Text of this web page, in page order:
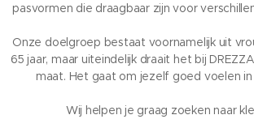
pasvormen die draagbaar zijn voor
Onze doelgroep bestaat voornamelijk uit
65 jaar, maar uiteindelijk draait het bij
maat. Het gaat om jezelf goed voelen
Wij helpen je graag zoeken naar